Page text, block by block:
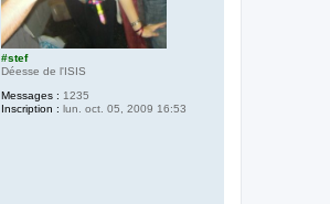
#stef
Déesse de l'ISIS
Messages : 1235
Inscription : lun. oct. 05, 2009 16:53